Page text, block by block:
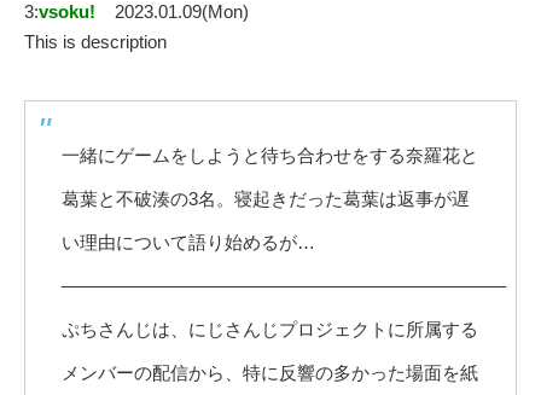
3:vsoku!
2023.01.09(Mon)
This is description
一緒にゲームをしようと待ち合わせをする奈羅花と
葛葉と不破湊の3名。寝起きだった葛葉は返事が遅
い理由について語り始めるが…
————————————————————————–
ぷちさんじは、にじさんじプロジェクトに所属する
メンバーの配信から、特に反響の多かった場面を紙